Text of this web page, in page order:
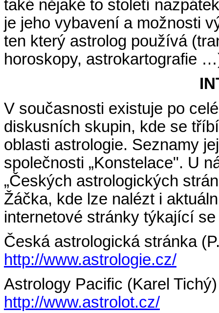
také nějaké to století
je jeho vybavení a možnosti
ten který astrolog používá
horoskopy, astrokartografie
V současnosti existuje po
diskusních skupin, kde se
oblasti astrologie. Seznamy
společnosti „Konstelace". U
„Českých astrologických
Žáčka, kde lze nalézt i
internetové stránky týkající
Česká astrologická stránka
http://www.astrologie.cz/
Astrology Pacific (Karel Tichý)
http://www.astrolot.cz/